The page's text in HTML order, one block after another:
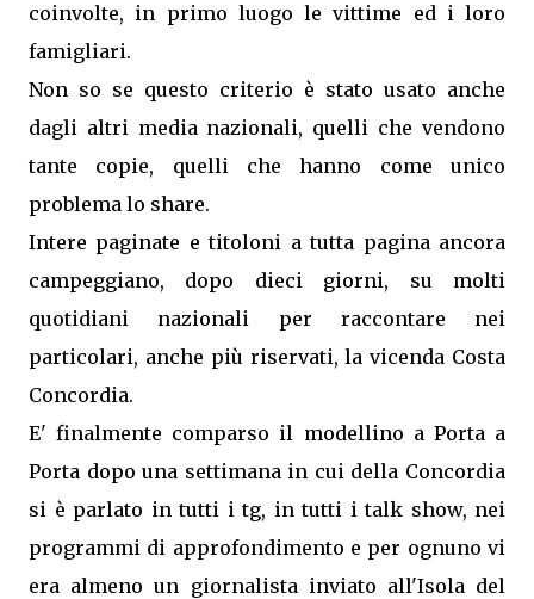
coinvolte, in primo luogo le vittime ed i loro
famigliari.
Non so se questo criterio è stato usato anche
dagli altri media nazionali, quelli che vendono
tante copie, quelli che hanno come unico
problema lo share.
Intere paginate e titoloni a tutta pagina ancora
campeggiano, dopo dieci giorni, su molti
quotidiani nazionali per raccontare nei
particolari, anche più riservati, la vicenda Costa
Concordia.
E' finalmente comparso il modellino a Porta a
Porta dopo una settimana in cui della Concordia
si è parlato in tutti i tg, in tutti i talk show, nei
programmi di approfondimento e per ognuno vi
era almeno un giornalista inviato all'Isola del